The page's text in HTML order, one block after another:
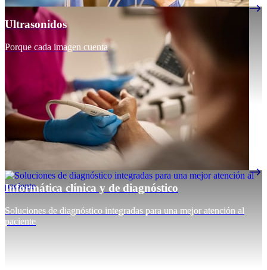
Ultrasonidos
Porque cada imagen cuenta
Informática clínica y de diagnóstico
Soluciones de diagnóstico integradas para una mejor atención al
paciente